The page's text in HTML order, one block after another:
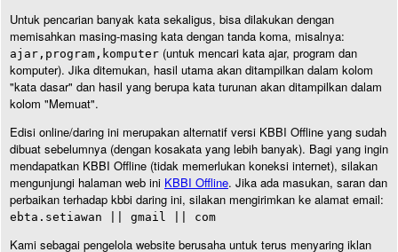
Untuk pencarian banyak kata sekaligus, bisa dilakukan dengan
memisahkan masing-masing kata dengan tanda koma, misalnya:
ajar,program,komputer (untuk mencari kata ajar, program dan
komputer). Jika ditemukan, hasil utama akan ditampilkan dalam kolom
"kata dasar" dan hasil yang berupa kata turunan akan ditampilkan dalam
kolom "Memuat".
Edisi online/daring ini merupakan alternatif versi KBBI Offline yang sudah
dibuat sebelumnya (dengan kosakata yang lebih banyak). Bagi yang ingin
mendapatkan KBBI Offline (tidak memerlukan koneksi internet), silakan
mengunjungi halaman web ini KBBI Offline. Jika ada masukan, saran dan
perbaikan terhadap kbbi daring ini, silakan mengirimkan ke alamat email:
ebta.setiawan || gmail || com
Kami sebagai pengelola website berusaha untuk terus menyaring iklan